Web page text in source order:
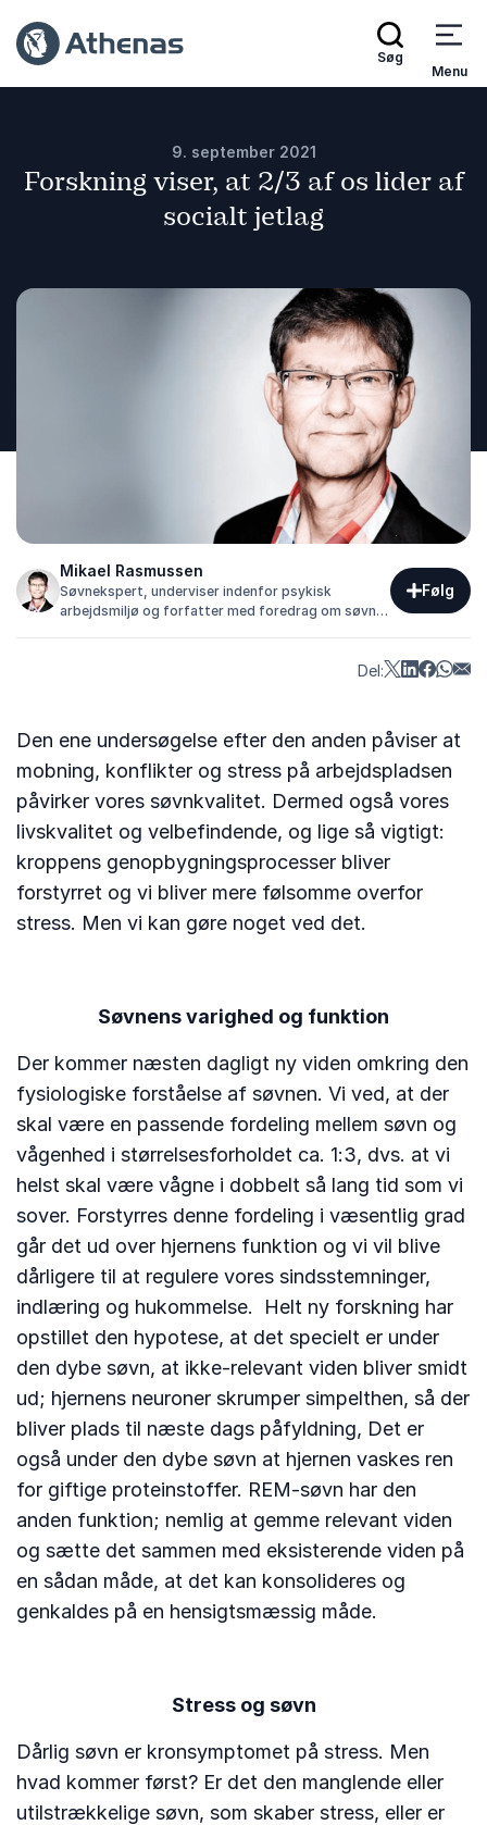
Søg
Menu
9. september 2021
Forskning viser, at 2/3 af os lider af
socialt jetlag
Mikael Rasmussen
Søvnekspert, underviser indenfor psykisk
arbejdsmiljø og forfatter med foredrag om søvn,
Følg
Del:
Den ene undersøgelse efter den anden påviser at
mobning, konflikter og stress på arbejdspladsen
påvirker vores søvnkvalitet. Dermed også vores
livskvalitet og velbefindende, og lige så vigtigt:
kroppens genopbygningsprocesser bliver
forstyrret og vi bliver mere følsomme overfor
stress. Men vi kan gøre noget ved det.
Søvnens varighed og funktion
Der kommer næsten dagligt ny viden omkring den
fysiologiske forståelse af søvnen. Vi ved, at der
skal være en passende fordeling mellem søvn og
vågenhed i størrelsesforholdet ca. 1:3, dvs. at vi
helst skal være vågne i dobbelt så lang tid som vi
sover. Forstyrres denne fordeling i væsentlig grad
går det ud over hjernens funktion og vi vil blive
dårligere til at regulere vores sindsstemninger,
indlæring og hukommelse. Helt ny forskning har
opstillet den hypotese, at det specielt er under
den dybe søvn, at ikke-relevant viden bliver smidt
ud; hjernens neuroner skrumper simpelthen, så der
bliver plads til næste dags påfyldning, Det er
også under den dybe søvn at hjernen vaskes ren
for giftige proteinstoffer. REM-søvn har den
anden funktion; nemlig at gemme relevant viden
og sætte det sammen med eksisterende viden på
en sådan måde, at det kan konsolideres og
genkaldes på en hensigtsmæssig måde.
Stress og søvn
Dårlig søvn er kronsymptomet på stress. Men
hvad kommer først? Er det den manglende eller
utilstrækkelige søvn, som skaber stress, eller er